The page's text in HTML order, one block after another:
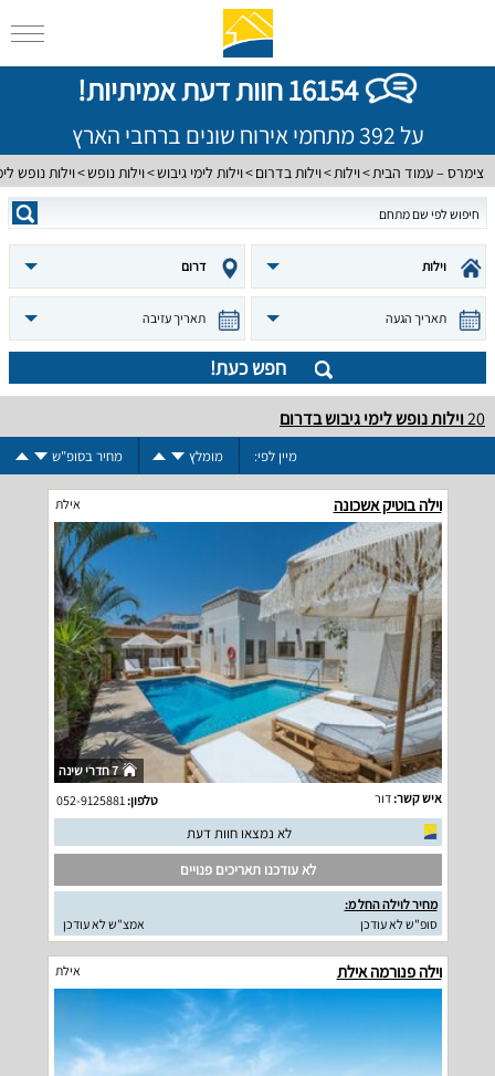
16154 חוות דעת אמיתיות!
על 392 מתחמי אירוח שונים ברחבי הארץ
צימרס – עמוד הבית וילות וילות בדרום וילות לימי גיבוש וילות נופש וילות נופש
וילות דרום
תאריך הגעה תאריך עזיבה
חפש כעת!
20וילות נופש לימי גיבוש בדרום
מיין לפי: מומלץ מחיר בסופ"ש
וילה בוטיק אשכונה אילת
7 חדרי שינה
איש קשר:דור טלפון:
לא נמצאו חוות דעת
לא עודכנו תאריכים פנויים
מחיר לוילה החל מ:
סופ"ש לא עודכן
אמצ"ש לא עודכן
וילה פנורמה אילת אילת